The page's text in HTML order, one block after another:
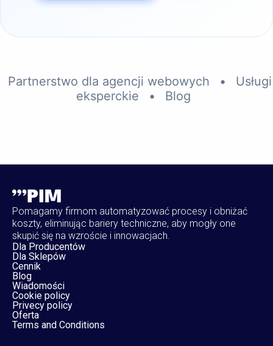
Partnerstwo dla agencji webowych •
Usługi
eksperckie
• Blog
Pomagamy firmom automatyzować procesy i obniżać
koszty, eliminując bariery techniczne, aby mogły one
skupić się na wzroście i innowacjach.
Dla Producentów
Dla Sklepów
Cennik
Blog
Wiadomości
Cookie policy
Privecy policy
Oferta
Terms and Conditions